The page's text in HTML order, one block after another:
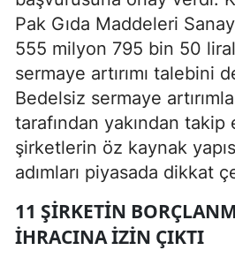
Pak Gıda Maddeleri
555 milyon 795 bin 50
sermaye artırımı talebini
Bedelsiz sermaye
tarafından yakından takip
şirketlerin öz kaynak
adımları piyasada dikkat
11 ŞIRKETIN
IHRACINA IZIN ÇIKTI